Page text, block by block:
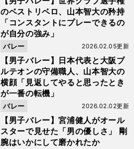
のベストリベロ、山本智大の矜持
「コンスタントにプレーできるの
が自分の強み」
【男子バレー】日本代表と大阪ブ
ルテオンの守備職人、山本智大の
横顔「見返してやると思ったとき
が一番の転機」
2026.02.05更新
バレー
【男子バレー】宮浦健人がオール
スターで見せた「男の優しさ」 剛
腕はいかにして磨かれたか
2026.02.02更新
バレー